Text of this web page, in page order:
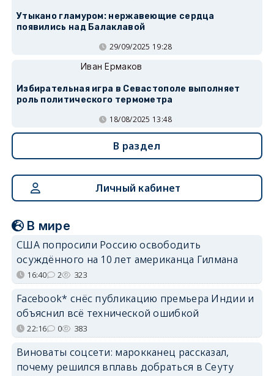
Утыкано гламуром: нержавеющие сердца
появились над Балаклавой
29/09/2025 19:28
Иван Ермаков
Избирательная игра в Севастополе выполняет
роль политического термометра
18/08/2025 13:48
В раздел
Личный кабинет
В мире
США попросили Россию освободить
осуждённого на 10 лет американца Гилмана
16:40 2 323
Facebook* снёс публикацию премьера Индии и
объяснил всё технической ошибкой
22:16 0 383
Виноваты соцсети: марокканец рассказал,
почему решился вплавь добраться в Сеуту